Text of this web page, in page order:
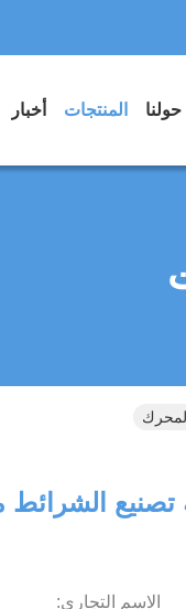
حولنا المنتجات أخبار
الاسم التجاري: